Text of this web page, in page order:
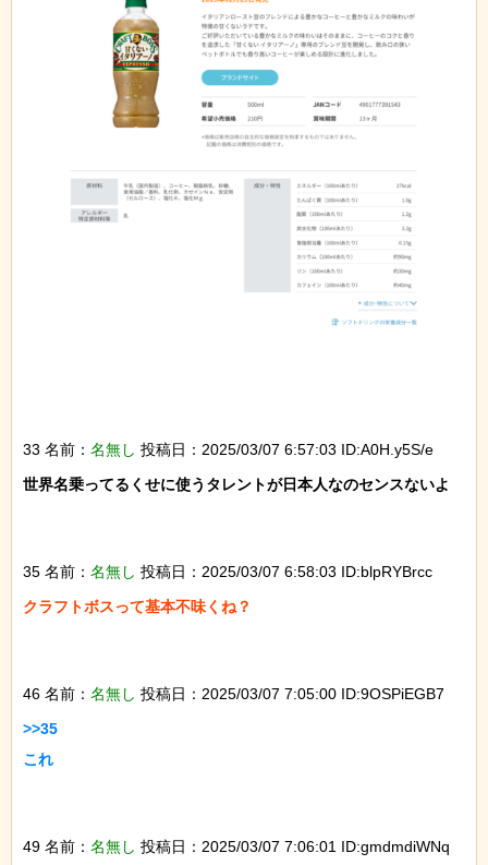
33 名前： 名無し 投稿日：2025/03/07 6:57:03 ID:A0H.y5S/e
世界名乗ってるくせに使うタレントが日本人なのセンスないよ
35 名前： 名無し 投稿日：2025/03/07 6:58:03 ID:blpRYBrcc
クラフトボスって基本不味くね？
46 名前： 名無し 投稿日：2025/03/07 7:05:00 ID:9OSPiEGB7
>>35
これ
49 名前： 名無し 投稿日：2025/03/07 7:06:01 ID:gmdmdiWNq